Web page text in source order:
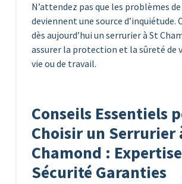
N’attendez pas que les problèmes
deviennent une source d’inquiétude.
dès aujourd’hui un serrurier à St
assurer la protection et la sûreté de
vie ou de travail.
Conseils Essentiels
Choisir un Serrurier
Chamond :
Sécurité Garanties